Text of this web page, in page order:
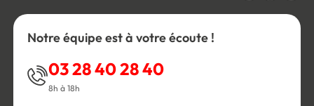
Notre équipe est à votre écoute !
03 28 40 28 40
8h à 18h